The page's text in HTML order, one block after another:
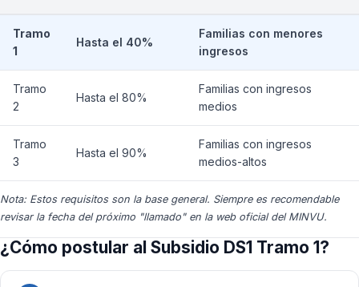
Tramo
1
Hasta el 40%
Familias con menores
ingresos
Tramo
2
Hasta el 80%
Familias con ingresos
medios
Tramo
3
Hasta el 90%
Familias con ingresos
medios-altos
Nota: Estos requisitos son la base general. Siempre es recomendable
revisar la fecha del próximo "llamado" en la web oficial del MINVU.
¿Cómo postular al Subsidio DS1 Tramo 1?